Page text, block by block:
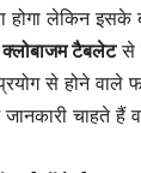
होगा लेकिन
क्लोबाजम टैबलेटसे
से होने वाले
चाहते हैं